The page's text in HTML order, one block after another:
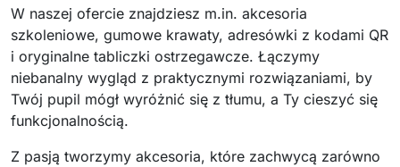
W naszej ofercie znajdziesz m.in. akcesoria
szkoleniowe, gumowe krawaty, adresówki z kodami QR
i oryginalne tabliczki ostrzegawcze. Łączymy
niebanalny wygląd z praktycznymi rozwiązaniami, by
Twój pupil mógł wyróżnić się z tłumu, a Ty cieszyć się
funkcjonalnością.
Z pasją tworzymy akcesoria, które zachwycą zarówno